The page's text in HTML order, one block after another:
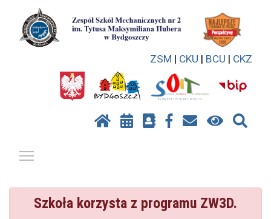
ZSM | CKU | BCU | CKZ
Szkoła korzysta z programu ZW3D.